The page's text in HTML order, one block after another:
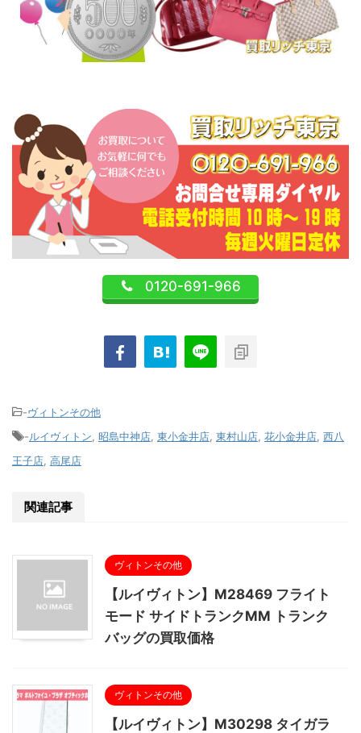
0120-691-966
-ヴィトンその他
-ルイヴィトン 昭島中神店 東小金井店 東村山店 花小金井店 西八
王子店 高尾店
関連記事
ヴィトンその他
【ルイヴィトン】M28469 フライト
モード サイドトランクMM トランク
バッグの買取価格
ヴィトンその他
【ルイヴィトン】M30298 タイガラ